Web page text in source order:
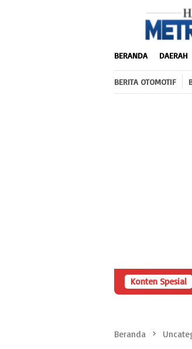
BERANDA DAERAH
BERITA OTOMOTIF
Konten Spesial
Penyertaan Modal BUMDes Jadi Tanda Tanya,
Beranda